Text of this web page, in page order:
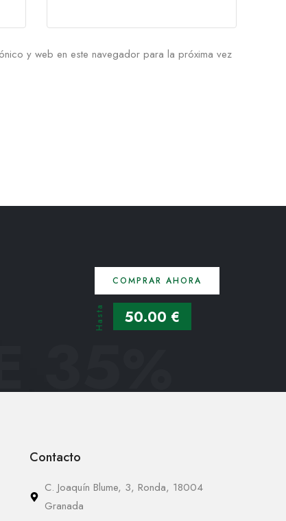
y web en este navegador para la próxima vez
COMPRAR AHORA
Hasta 50.00 €
35%
Contacto
C. Joaquín Blume, 3, Ronda, 18004
Granada